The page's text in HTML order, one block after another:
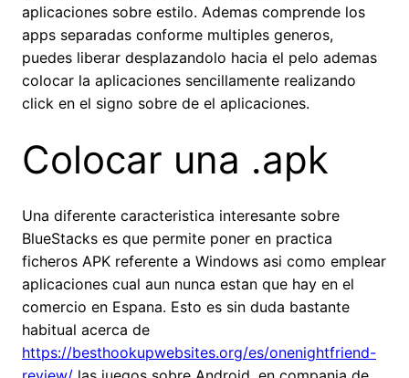
aplicaciones sobre estilo. Ademas comprende los
apps separadas conforme multiples generos,
puedes liberar desplazandolo hacia el pelo ademas
colocar la aplicaciones sencillamente realizando
click en el signo sobre de el aplicaciones.
Colocar una .apk
Una diferente caracteristica interesante sobre
BlueStacks es que permite poner en practica
ficheros APK referente a Windows asi­ como emplear
aplicaciones cual aun nunca estan que hay en el
comercio en Espana. Esto es sin duda bastante
habitual acerca de
https://besthookupwebsites.org/es/onenightfriend-